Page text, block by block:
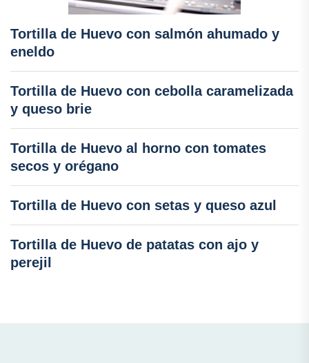
Tortilla de Huevo con salmón ahumado y
eneldo
Tortilla de Huevo con cebolla caramelizada
y queso brie
Tortilla de Huevo al horno con tomates
secos y orégano
Tortilla de Huevo con setas y queso azul
Tortilla de Huevo de patatas con ajo y
perejil